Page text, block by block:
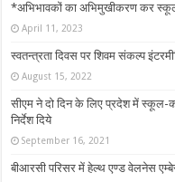
*अभिभावकों का अभिमुखीकरण कर
April 11, 2023
स्वतन्त्रता दिवस पर शिवम संकल्प
August 15, 2022
सीएम ने दो दिन के लिए प्रदेश में स्कूल-
निर्देश दिये
September 16, 2021
बीआरसी परिसर में हेल्थ एण्ड वेलनेस